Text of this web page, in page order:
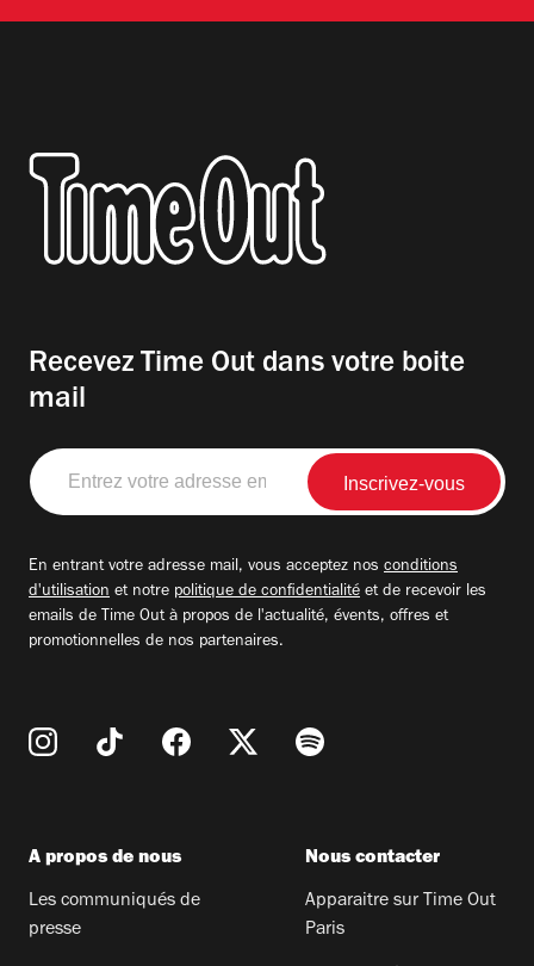
Recevez Time Out dans votre boite
mail
Entrez
votre
adresse
En entrant votre adresse mail, vous acceptez nos conditions
d'utilisation et notre politique de confidentialité et de recevoir les
emails de Time Out à propos de l'actualité, évents, offres et
promotionnelles de nos partenaires.
A propos de nous
Les communiqués de
presse
Nous contacter
Apparaitre sur Time Out
Paris